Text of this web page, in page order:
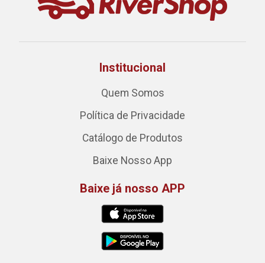
Institucional
Quem Somos
Política de Privacidade
Catálogo de Produtos
Baixe Nosso App
Baixe já nosso APP